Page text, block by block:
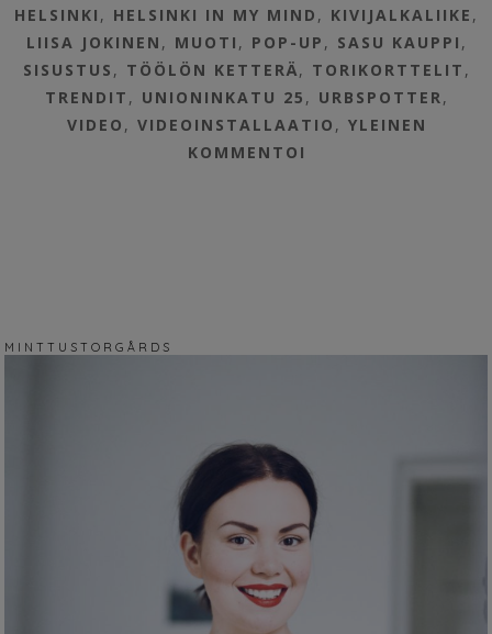
HELSINKI , HELSINKI IN MY MIND , KIVIJALKALIIKE ,
LIISA JOKINEN , MUOTI , POP-UP , SASU KAUPPI ,
SISUSTUS , TÖÖLÖN KETTERÄ, TORIKORTTELIT ,
TRENDIT , UNIONINKATU 25 , URBSPOTTER,
VIDEO , VIDEOINSTALLAATIO , YLEINEN
KOMMENTOI
M I N T T U S T O R G Å R D S